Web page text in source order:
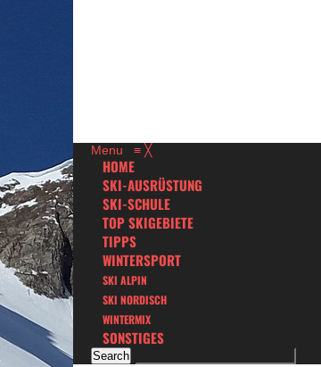
Menu ≡ ╳
HOME
SKI-AUSRÜSTUNG
SKI-SCHULE
TOP SKIGEBIETE
TIPPS
WINTERSPORT
SKI ALPIN
SKI NORDISCH
WINTERMIX
SONSTIGES